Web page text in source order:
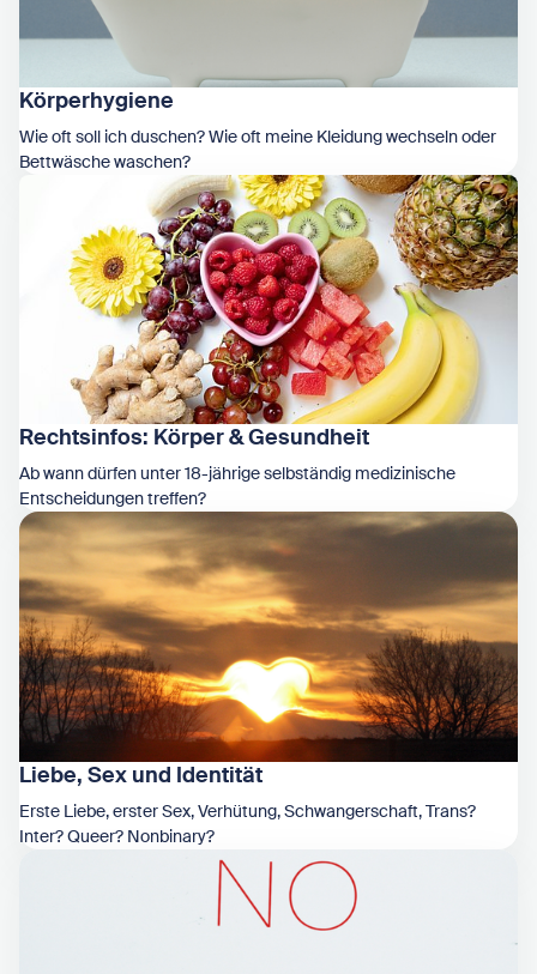
Körperhygiene
Wie oft soll ich duschen? Wie oft meine Kleidung wechseln oder
Bettwäsche waschen?
Zeige Körperhygiene
Rechtsinfos: Körper & Gesundheit
Ab wann dürfen unter 18-jährige selbständig medizinische
Entscheidungen treffen?
Zeige Rechtsinfos: Körper & Gesundheit
Liebe, Sex und Identität
Erste Liebe, erster Sex, Verhütung, Schwangerschaft, Trans?
Inter? Queer? Nonbinary?
Zeige Liebe, Sex und Identität